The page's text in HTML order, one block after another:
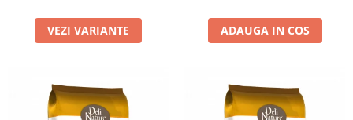
VEZI VARIANTE ADAUGA IN COS